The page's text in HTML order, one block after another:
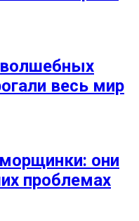
весь мир
они
проблемах